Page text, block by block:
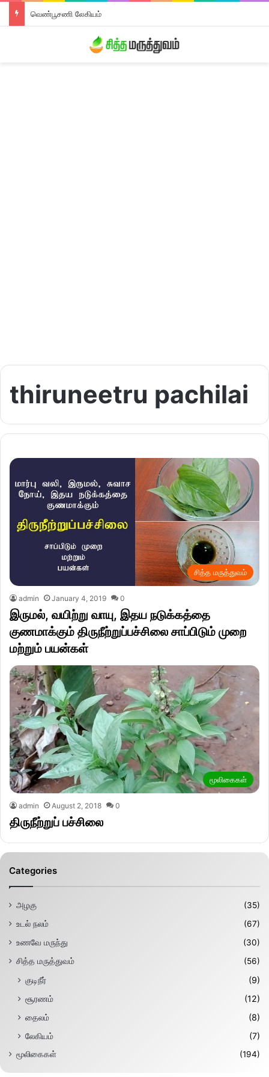
திரிபலா லேகியம்
thiruneetru pachilai
சித்த மருத்துவம்
admin January 4, 2019 0
இருமல், வயிற்று வாயு, இதய நடுக்கத்தை
குணமாக்கும் திருநீற்றுப்பச்சிலை சாப்பிடும் முறை
மற்றும் பயன்கள்
மூலிகைகள்
admin August 2, 2018 0
திருநீற்றுப் பச்சிலை
Categories
அழகு
(35)
உடல் நலம்
(67)
உணவே மருந்து
(30)
சித்த மருத்துவம்
(56)
குடிநீர்
(9)
சூரணம்
(12)
தைலம்
(8)
லேகியம்
(7)
மூலிகைகள் (194)